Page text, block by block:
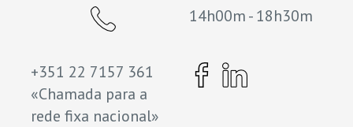
+351 22 7157 361
«Chamada para a
rede fixa nacional»
14h00m - 18h30m